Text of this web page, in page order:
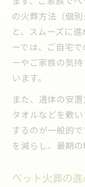
の火葬方法（個
と、スムーズに
ーでは、ご自宅
ーやご家族の気
います。
また、遺体の安
タオルなどを敷
するのが一般的
を減らし、最期
ペット火葬の